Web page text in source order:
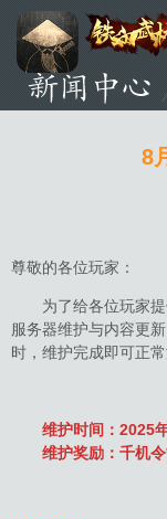
8
尊敬的各位玩家：
为了给各位玩家提
服务器维护与内容更
时，维护完成即可正
维护时间：2025年
维护奖励：千机令
资讯
论坛